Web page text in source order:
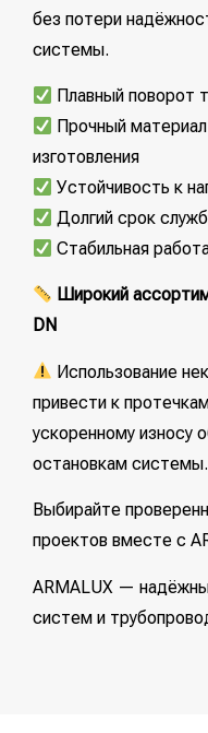
без потери
системы.
Плавный поворот
Прочный
изготовления
Устойчивость к
Долгий срок
Стабильная
Широкий
DN
Использование
привести к
ускоренному износу
остановкам системы.
Выбирайте
проектов вместе с
ARMALUX —
систем и